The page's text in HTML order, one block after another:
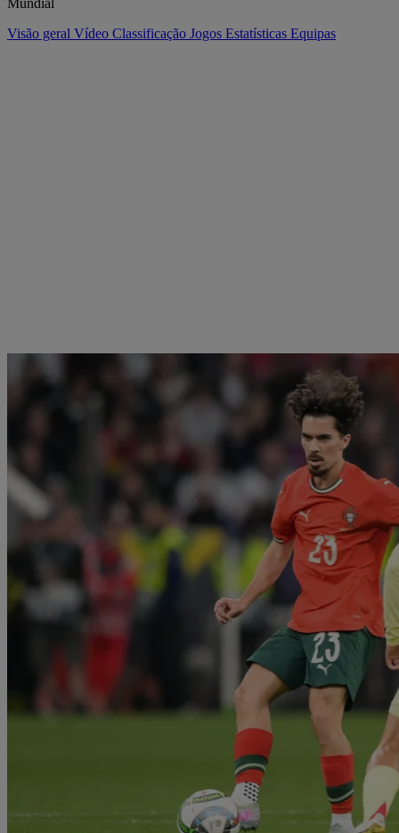
Mundial
Visão geral Vídeo Classificação Jogos Estatísticas Equipas